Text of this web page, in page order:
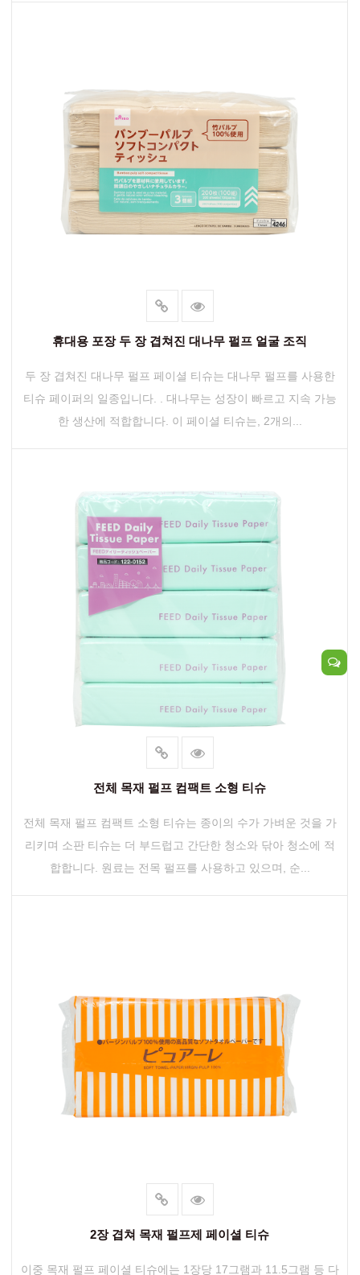
휴대용 포장 두 장 겹쳐진 대나무 펄프 얼굴 조직
두 장 겹쳐진 대나무 펄프 페이셜 티슈는 대나무 펄프를 사용한
티슈 페이퍼의 일종입니다. . 대나무는 성장이 빠르고 지속 가능
한 생산에 적합합니다. 이 페이셜 티슈는, 2개의...
전체 목재 펄프 컴팩트 소형 티슈
전체 목재 펄프 컴팩트 소형 티슈는 종이의 수가 가벼운 것을 가
리키며 소판 티슈는 더 부드럽고 간단한 청소와 닦아 청소에 적
합합니다. 원료는 전목 펄프를 사용하고 있으며, 순...
2장 겹쳐 목재 펄프제 페이셜 티슈
이중 목재 펄프 페이셜 티슈에는 1장당 17그램과 11.5그램 등 다